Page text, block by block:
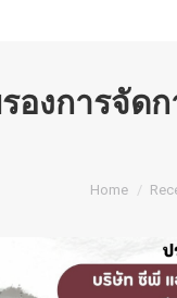
องการจัด
You are
Home